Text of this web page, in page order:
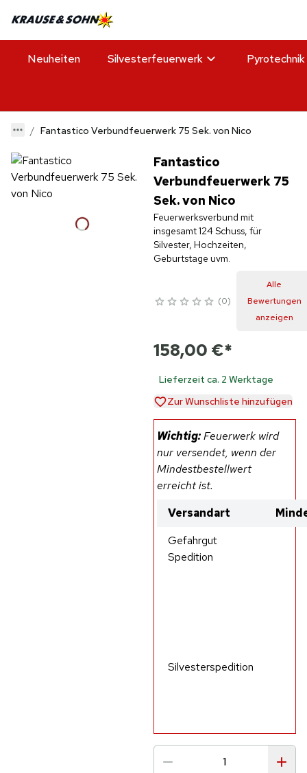
Neuheiten Silvesterfeuerwerk Pyrotechnik
Fantastico Verbundfeuerwerk 75 Sek. von Nico
Fantastico
Verbundfeuerwerk 75
Sek. von Nico
Feuerwerksverbund mit
insgesamt 124 Schuss, für
Silvester, Hochzeiten,
0
Alle
Bewertungen
anzeigen
158,00 €*
Lieferzeit ca. 2 Werktage
Zur Wunschliste hinzufügen
Wichtig:Feuerwerk wird
nur versendet, wenn der
Mindestbestellwert
erreicht ist.
Versandart
Gefahrgut
Spedition
Silvesterspedition